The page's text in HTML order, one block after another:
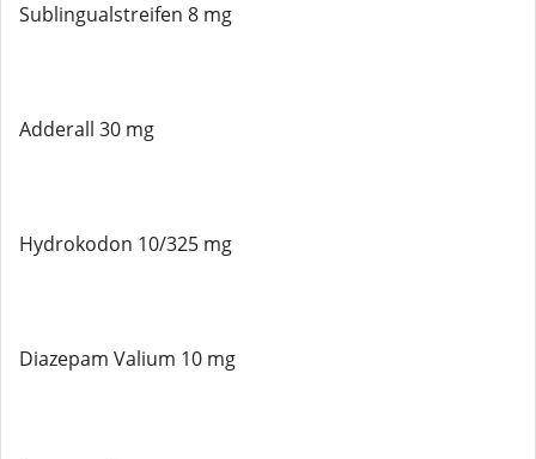
Sublingualstreifen 8 mg
Adderall 30 mg
Hydrokodon 10/325 mg
Diazepam Valium 10 mg